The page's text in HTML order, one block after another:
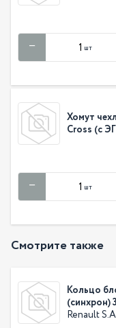
шт
Хомут
Cross (с
шт
Смотрите также
Кольцо
(синхрон)
Renault